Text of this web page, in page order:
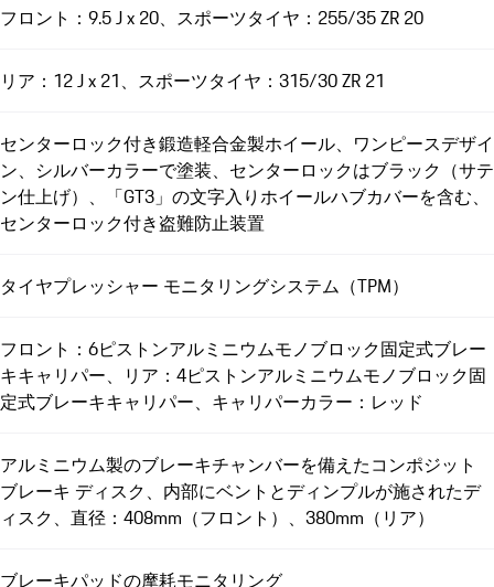
フロント：9.5 J x 20、スポーツタイヤ：255/35 ZR 20
リア：12 J x 21、スポーツタイヤ：315/30 ZR 21
センターロック付き鍛造軽合金製ホイール、ワンピースデザイ
ン、シルバーカラーで塗装、センターロックはブラック（サテ
ン仕上げ）、「GT3」の文字入りホイールハブカバーを含む、
センターロック付き盗難防止装置
タイヤプレッシャー モニタリングシステム（TPM）
フロント：6ピストンアルミニウムモノブロック固定式ブレー
キキャリパー、リア：4ピストンアルミニウムモノブロック固
定式ブレーキキャリパー、キャリパーカラー：レッド
アルミニウム製のブレーキチャンバーを備えたコンポジット
ブレーキ ディスク、内部にベントとディンプルが施されたデ
ィスク、直径：408mm（フロント）、380mm（リア）
ブレーキパッドの摩耗モニタリング